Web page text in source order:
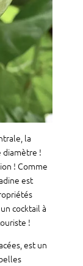
la
diamètre !
! Comme
est
cocktail à
!
est un